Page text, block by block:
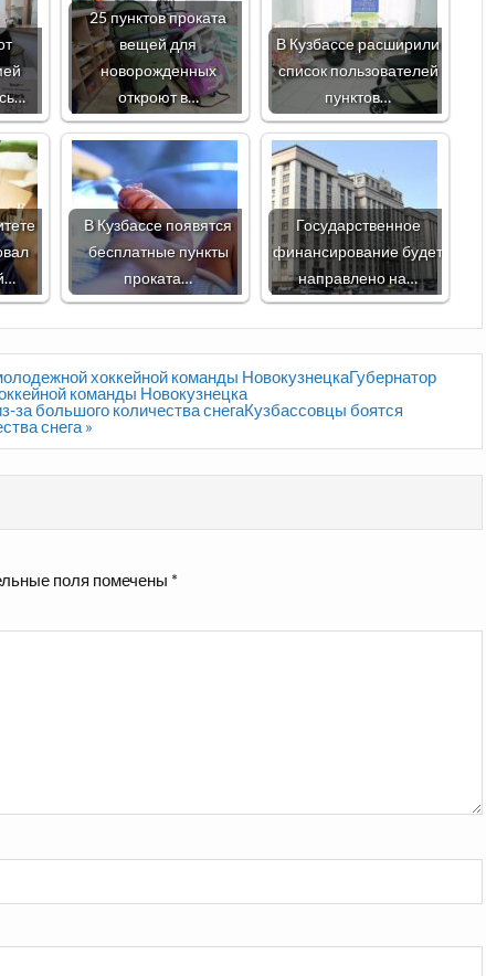
25 пунктов проката
вещей для
новорожденных
откроют в…
В Кузбассе расширили
список пользователей
пунктов…
В Кузбассе появятся
бесплатные пункты
проката…
Государственное
финансирование будет
направлено на…
хоккейной команды НовокузнецкаГубернатор
команды Новокузнецка
за большого количества снегаКузбассовцы боятся
снега »
поля помечены *